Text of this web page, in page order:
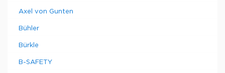
Axel von Gunten
Bühler
Bürkle
B-SAFETY